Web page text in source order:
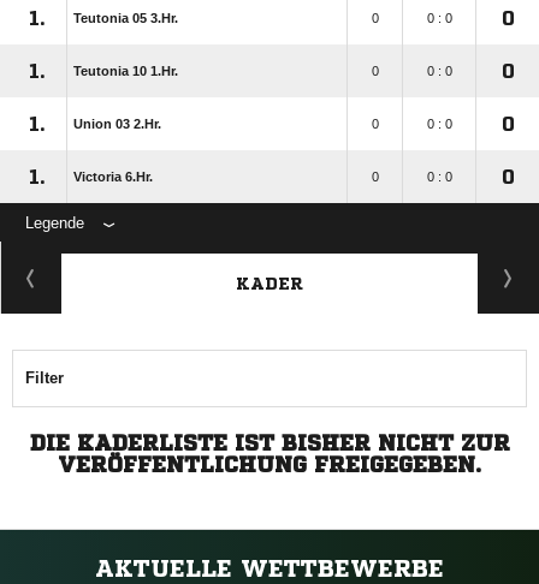
1. Teutonia 05 3.Hr. 0 0 : 0 0
1. Teutonia 10 1.Hr. 0 0 : 0 0
1. Union 03 2.Hr. 0 0 : 0 0
1. Victoria 6.Hr. 0 0 : 0 0
Legende
KADER
Filter
DIE KADERLISTE IST BISHER NICHT ZUR
VERÖFFENTLICHUNG FREIGEGEBEN.
AKTUELLE WETTBEWERBE